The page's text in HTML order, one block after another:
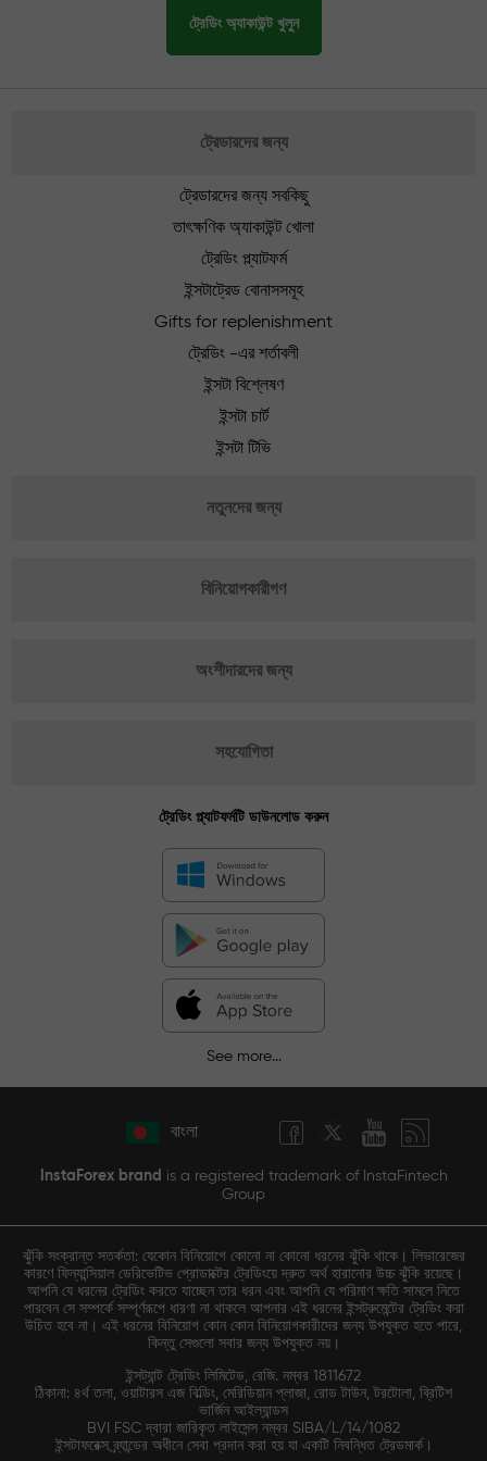
ট্রেডিং অ্যাকাউন্ট খুলুন
ট্রেডারদের জন্য
ট্রেডারদের জন্য সবকিছু
তাৎক্ষণিক অ্যাকাউন্ট খোলা
ট্রেডিং প্ল্যাটফর্ম
ইন্সটাট্রেড বোনাসসমূহ
Gifts for replenishment
ট্রেডিং -এর শর্তাবলী
ইন্সটা বিশ্লেষণ
ইন্সটা চার্ট
ইন্সটা টিভি
নতুনদের জন্য
বিনিয়োগকারীগণ
অংশীদারদের জন্য
সহযোগিতা
ট্রেডিং প্ল্যাটফর্মটি ডাউনলোড করুন
See more...
বাংলা
InstaForex brand is a registered trademark of InstaFintech
Group
ঝুঁকি সংক্রান্ত সতর্কতা: যেকোন বিনিয়োগে কোনো না কোনো ধরনের ঝুঁকি থাকে। লিভারেজের
কারণে ফিন্যান্সিয়াল ডেরিভেটিভ প্রোডাক্টের ট্রেডিংয়ে দ্রুত অর্থ হারানোর উচ্চ ঝুঁকি রয়েছে।
আপনি যে ধরনের ট্রেডিং করতে যাচ্ছেন তার ধরন এবং আপনি যে পরিমাণ ক্ষতি সামলে নিতে
পারবেন সে সম্পর্কে সম্পূর্ণরূপে ধারণা না থাকলে আপনার এই ধরনের ইন্সট্রুমেন্টের ট্রেডিং করা
উচিত হবে না। এই ধরনের বিনিয়োগ কোন কোন বিনিয়োগকারীদের জন্য উপযুক্ত হতে পারে,
কিন্তু সেগুলো সবার জন্য উপযুক্ত নয়।
ইন্সট্যান্ট ট্রেডিং লিমিটেড, রেজি. নম্বর 1811672
ঠিকানা: ৪র্থ তলা, ওয়াটারস এজ বিল্ডিং, মেরিডিয়ান প্লাজা, রোড টাউন, টরটোলা, ব্রিটিশ
ভার্জিন আইল্যান্ডস
BVI FSC দ্বারা জারিকৃত লাইসেন্স নম্বর SIBA/L/14/1082
ইন্সটাফরেক্স ব্র্যান্ডের অধীনে সেবা প্রদান করা হয় যা একটি নিবন্ধিত ট্রেডমার্ক।